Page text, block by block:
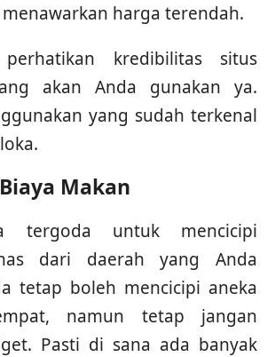
harga terendah.
kredibilitas situs
akan Anda gunakan ya.
yang sudah terkenal
Makan
tergoda untuk mencicipi
dari daerah yang Anda
tetap boleh mencicipi aneka
namun tetap jangan
Pasti di sana ada banyak